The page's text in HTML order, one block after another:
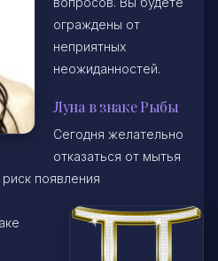
ограждены от
неприятных
неожиданностей.
Луна в знаке Рыбы
Сегодня желательно
отказаться от мытья
появления